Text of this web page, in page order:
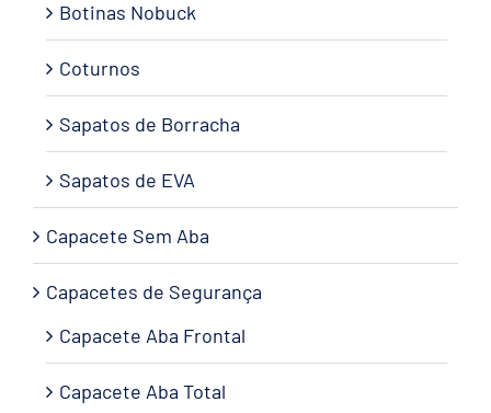
Botinas Nobuck
Coturnos
Sapatos de Borracha
Sapatos de EVA
Capacete Sem Aba
Capacetes de Segurança
Capacete Aba Frontal
Capacete Aba Total